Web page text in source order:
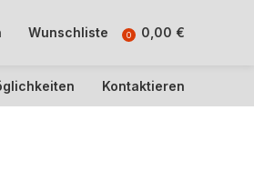
Wunschliste 0 0,00 €
Kontaktieren